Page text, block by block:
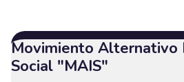
Movimiento Alternativo
Social "MAIS"